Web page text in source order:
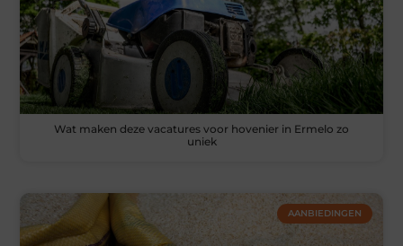
Wat maken deze vacatures voor hovenier in Ermelo zo
uniek
AANBIEDINGEN